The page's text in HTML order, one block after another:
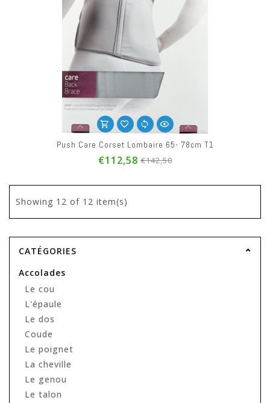
Push Care Corset Lombaire 65- 78cm T1
€112,58 €142,50
Showing 12 of 12 item(s)
CATÉGORIES
Accolades
Le cou
L'épaule
Le dos
Coude
Le poignet
La cheville
Le genou
Le talon